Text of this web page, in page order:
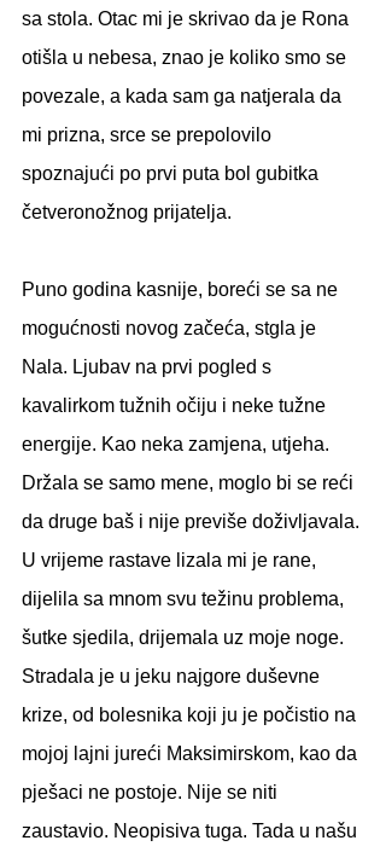
sa stola. Otac mi je skrivao da je Rona
otišla u nebesa, znao je koliko smo se
povezale, a kada sam ga natjerala da
mi prizna, srce se prepolovilo
spoznajući po prvi puta bol gubitka
četveronožnog prijatelja.
Puno godina kasnije, boreći se sa ne
mogućnosti novog začeća, stgla je
Nala. Ljubav na prvi pogled s
kavalirkom tužnih očiju i neke tužne
energije. Kao neka zamjena, utjeha.
Držala se samo mene, moglo bi se reći
da druge baš i nije previše doživljavala.
U vrijeme rastave lizala mi je rane,
dijelila sa mnom svu težinu problema,
šutke sjedila, drijemala uz moje noge.
Stradala je u jeku najgore duševne
krize, od bolesnika koji ju je počistio na
mojoj lajni jureći Maksimirskom, kao da
pješaci ne postoje. Nije se niti
zaustavio. Neopisiva tuga. Tada u našu